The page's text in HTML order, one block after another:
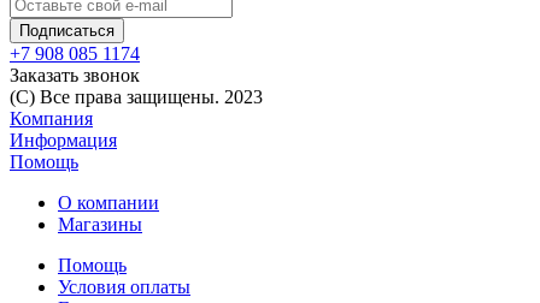
+7 908 085 1174
Заказать звонок
(C) Все права защищены. 2023
Компания
Информация
Помощь
О компании
Магазины
Помощь
Условия оплаты